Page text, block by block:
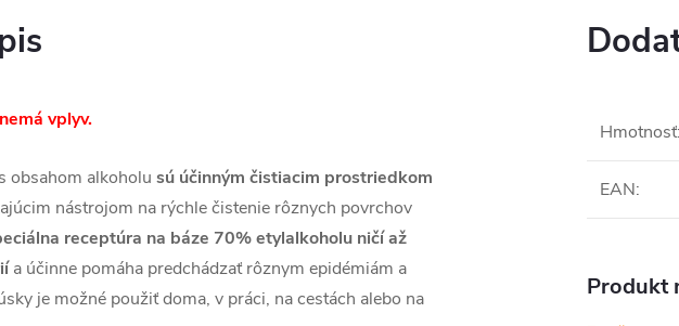
vplyv.
obsahom alkoholu sú účinným čistiacim prostriedkom
nástrojom na rýchle čistenie rôznych povrchov
receptúra na báze 70% etylalkoholu ničí až
a účinne pomáha predchádzať rôznym epidémiám a
je možné použiť doma, v práci, na cestách alebo na
Hmotnosť:
EAN:
Produkt